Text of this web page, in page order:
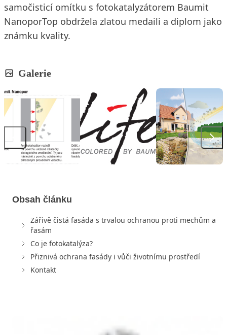
samočisticí omítku s fotokatalyzátorem Baumit
NanoporTop obdržela zlatou medaili a diplom jako
známku kvality.
Galerie
Obsah článku
Zářivě čistá fasáda s trvalou ochranou proti mechům a
řasám
Co je fotokatalýza?
Přiznivá ochrana fasády i vůči životnímu prostředí
Kontakt